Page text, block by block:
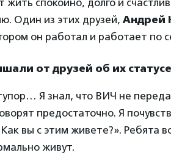
жить спокойно, долго и
Один из этих друзей, Андрей
он работал и работает по
от друзей об их
Я знал, что ВИЧ не
предостаточно. Я
вы с этим живете?». Ребята
живут.